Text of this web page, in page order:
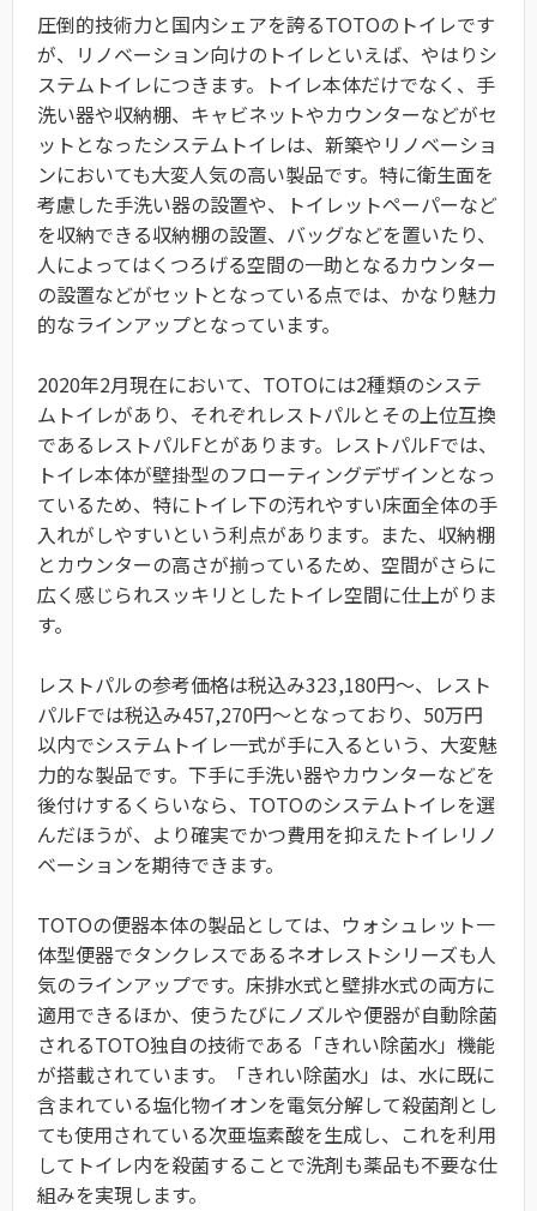
圧倒的技術力と国内シェアを誇るTOTOのトイレです
が、リノベーション向けのトイレといえば、やはりシ
ステムトイレにつきます。トイレ本体だけでなく、手
洗い器や収納棚、キャビネットやカウンターなどがセ
ットとなったシステムトイレは、新築やリノベーショ
ンにおいても大変人気の高い製品です。特に衛生面を
考慮した手洗い器の設置や、トイレットペーパーなど
を収納できる収納棚の設置、バッグなどを置いたり、
人によってはくつろげる空間の一助となるカウンター
の設置などがセットとなっている点では、かなり魅力
的なラインアップとなっています。
2020年2月現在において、TOTOには2種類のシステ
ムトイレがあり、それぞれレストパルとその上位互換
であるレストパルFとがあります。レストパルFでは、
トイレ本体が壁掛型のフローティングデザインとなっ
ているため、特にトイレ下の汚れやすい床面全体の手
入れがしやすいという利点があります。また、収納棚
とカウンターの高さが揃っているため、空間がさらに
広く感じられスッキリとしたトイレ空間に仕上がりま
す。
レストパルの参考価格は税込み323,180円～、レスト
パルFでは税込み457,270円～となっており、50万円
以内でシステムトイレ一式が手に入るという、大変魅
力的な製品です。下手に手洗い器やカウンターなどを
後付けするくらいなら、TOTOのシステムトイレを選
んだほうが、より確実でかつ費用を抑えたトイレリノ
ベーションを期待できます。
TOTOの便器本体の製品としては、ウォシュレット一
体型便器でタンクレスであるネオレストシリーズも人
気のラインアップです。床排水式と壁排水式の両方に
適用できるほか、使うたびにノズルや便器が自動除菌
されるTOTO独自の技術である「きれい除菌水」機能
が搭載されています。「きれい除菌水」は、水に既に
含まれている塩化物イオンを電気分解して殺菌剤とし
ても使用されている次亜塩素酸を生成し、これを利用
してトイレ内を殺菌することで洗剤も薬品も不要な仕
組みを実現します。